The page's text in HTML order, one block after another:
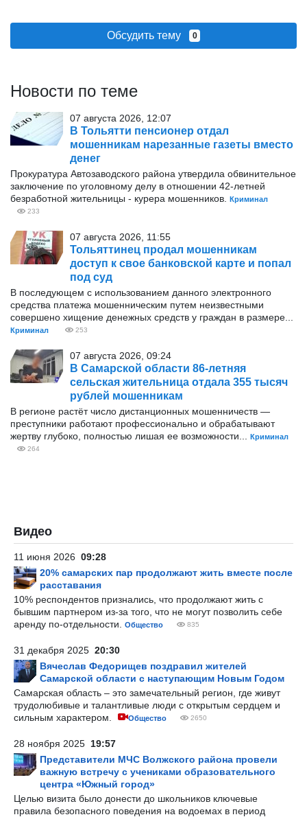
Обсудить тему 0
Новости по теме
07 августа 2026, 12:07
В Тольятти пенсионер отдал
мошенникам нарезанные газеты вместо
денег
Прокуратура Автозаводского района утвердила обвинительное
заключение по уголовному делу в отношении 42-летней
безработной жительницы - курера мошенников.
Криминал
233
07 августа 2026, 11:55
Тольяттинец продал мошенникам
доступ к свое банковской карте и попал
под суд
В последующем с использованием данного электронного
средства платежа мошенническим путем неизвестными
совершено хищение денежных средств у граждан в размере...
Криминал 253
07 августа 2026, 09:24
В Самарской области 86-летняя
сельская жительница отдала 355 тысяч
рублей мошенникам
В регионе растёт число дистанционных мошенничеств —
преступники работают профессионально и обрабатывают
жертву глубоко, полностью лишая ее возможности...
Криминал
264
Видео
11 июня 2026 09:28
20% самарских пар продолжают жить вместе после
расставания
10% респондентов признались, что продолжают жить с
бывшим партнером из-за того, что не могут позволить себе
аренду по-отдельности.
Общество 835
31 декабря 2025 20:30
Вячеслав Федорищев поздравил жителей
Самарской области с наступающим Новым Годом
Самарская область – это замечательный регион, где живут
трудолюбивые и талантливые люди с открытым сердцем и
сильным характером.
Общество 2650
28 ноября 2025 19:57
Представители МЧС Волжского района провели
важную встречу с учениками образовательного
центра «Южный город»
Целью визита было донести до школьников ключевые
правила безопасного поведения на водоемах в период